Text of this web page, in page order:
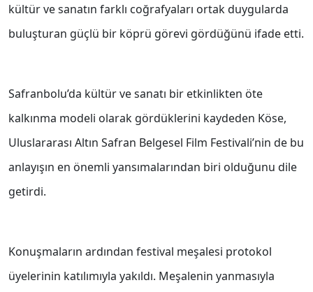
kültür ve sanatın farklı coğrafyaları ortak duygularda
buluşturan güçlü bir köprü görevi gördüğünü ifade etti.
Safranbolu’da kültür ve sanatı bir etkinlikten öte
kalkınma modeli olarak gördüklerini kaydeden Köse,
Uluslararası Altın Safran Belgesel Film Festivali’nin de bu
anlayışın en önemli yansımalarından biri olduğunu dile
getirdi.
Konuşmaların ardından festival meşalesi protokol
üyelerinin katılımıyla yakıldı. Meşalenin yanmasıyla